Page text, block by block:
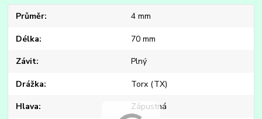
Průměr 4 mm
Délka 70 mm
Závit Plný
Drážka Torx (TX)
Hlava Zápustná